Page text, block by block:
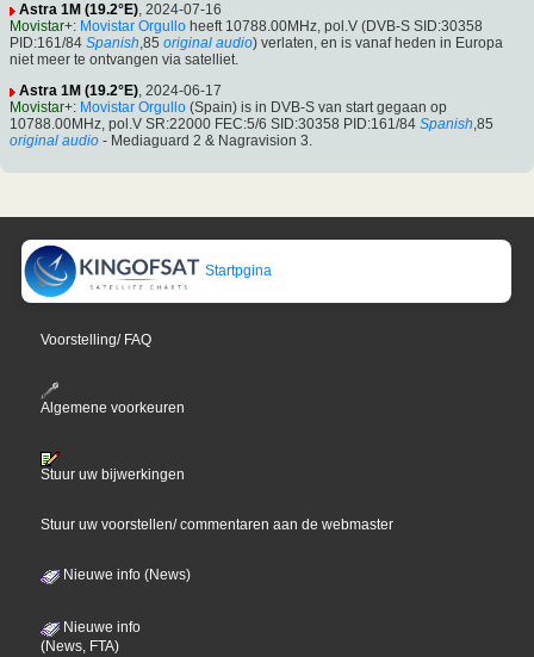
Astra 1M (19.2°E), 2024-07-16
Movistar+: Movistar Orgullo heeft 10788.00MHz, pol.V (DVB-S SID:30358
PID:161/84 Spanish,85 original audio) verlaten, en is vanaf heden in Europa
niet meer te ontvangen via satelliet.
Astra 1M (19.2°E), 2024-06-17
Movistar+: Movistar Orgullo (Spain) is in DVB-S van start gegaan op
10788.00MHz, pol.V SR:22000 FEC:5/6 SID:30358 PID:161/84 Spanish,85
original audio - Mediaguard 2 & Nagravision 3.
Startpgina
Voorstelling/ FAQ
Algemene voorkeuren
Stuur uw bijwerkingen
Stuur uw voorstellen/ commentaren aan de webmaster
Nieuwe info (News)
Nieuwe info
(News, FTA)